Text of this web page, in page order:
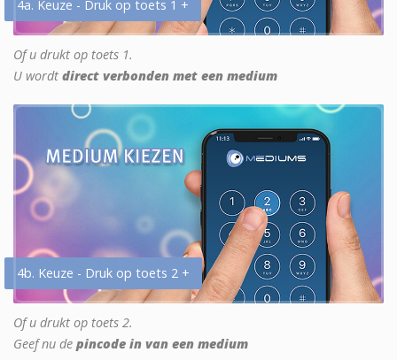
4a. Keuze - Druk op toets 1 +
Of u drukt op toets 1.
U wordt direct verbonden met een medium
4b. Keuze - Druk op toets 2 +
Of u drukt op toets 2.
Geef nu de pincode in van een medium